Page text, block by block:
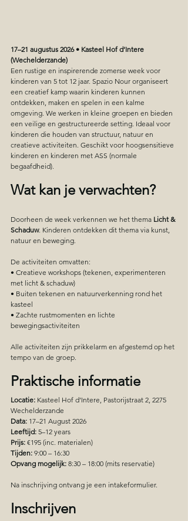
17–21 augustus 2026 • Kasteel Hof d’Intere
(Wechelderzande)
Een rustige en inspirerende zomerse week voor
kinderen van 5 tot 12 jaar. Spazio Nour organiseert
een creatief kamp waarin kinderen kunnen
ontdekken, maken en spelen in een kalme
omgeving. We werken in kleine groepen en bieden
een veilige en gestructureerde setting. Ideaal voor
kinderen die houden van structuur, natuur en
creatieve activiteiten. Geschikt voor hoogsensitieve
kinderen en kinderen met ASS (normale
begaafdheid).
Wat kan je verwachten?
Doorheen de week verkennen we het thema Licht &
Schaduw. Kinderen ontdekken dit thema via kunst,
natuur en beweging.
De activiteiten omvatten:
• Creatieve workshops (tekenen, experimenteren
met licht & schaduw)
• Buiten tekenen en natuurverkenning rond het
kasteel
• Zachte rustmomenten en lichte
bewegingsactiviteiten
Alle activiteiten zijn prikkelarm en afgestemd op het
tempo van de groep.
Praktische informatie
Locatie: Kasteel Hof d’Intere, Pastorijstraat 2, 2275
Wechelderzande
Data: 17–21 August 2026
Leeftijd: 5–12 years
Prijs: €195 (inc. materialen)
Tijden: 9:00 – 16:30
Opvang mogelijk: 8:30 – 18:00 (mits reservatie)
Na inschrijving ontvang je een intakeformulier.
Inschrijven